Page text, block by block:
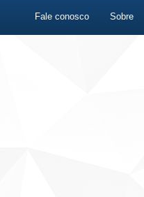
Fale conosco Sobre